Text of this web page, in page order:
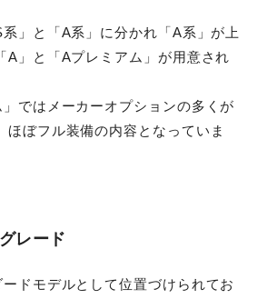
」と「A系」に分かれ「A系」が上
A」と「Aプレミアム」が用意され
ではメーカーオプションの多くが
ほぼフル装備の内容となっていま
レード
ドモデルとして位置づけられてお